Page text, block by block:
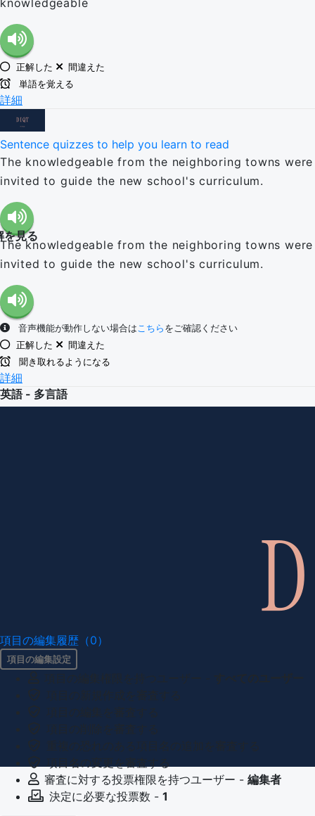
knowledgeable
正解した
間違えた
単語を覚える
詳細
Sentence quizzes to help you learn to read
The knowledgeable from the neighboring towns were
invited to guide the new school's curriculum.
を見る
The knowledgeable from the neighboring towns were
invited to guide the new school's curriculum.
音声機能が動作しない場合はこちら をご確認ください
正解した
間違えた
聞き取れるようになる
詳細
英語 - 多言語
項目の編集履歴（0）
項目の編集設定
審査に対する投票権限を持つユーザー - 編集者
決定に必要な投票数 - 1